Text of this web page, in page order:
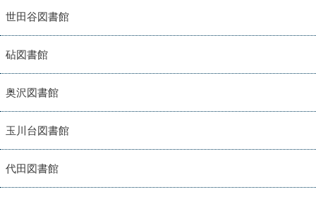
世田谷図書館
砧図書館
奥沢図書館
玉川台図書館
代田図書館